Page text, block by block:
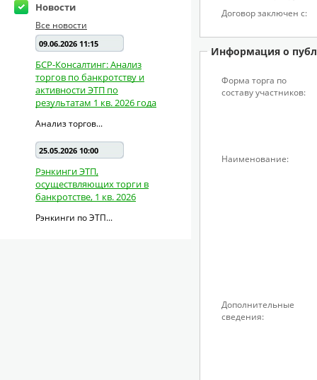
Новости
Все новости
09.06.2026 11:15
БСР-Консалтинг: Анализ
торгов по банкротству и
активности ЭТП по
результатам 1 кв. 2026 года
Анализ торгов...
25.05.2026 10:00
Рэнкинги ЭТП,
осуществляющих торги в
банкротстве, 1 кв. 2026
Рэнкинги по ЭТП...
Договор заключен с:
Информация о
Форма торга по
составу участников:
Наименование:
Дополнительные
сведения: